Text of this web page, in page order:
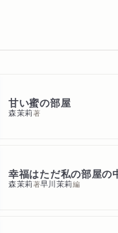
京都
エ
果
二人
甘い蜜の部屋
森茉莉著
幸福はただ私の部屋の
森茉莉著早川茉莉編